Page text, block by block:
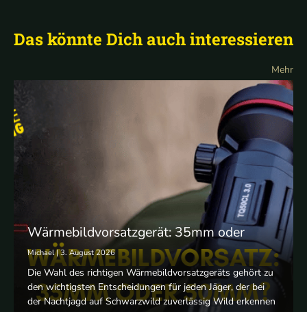
Das könnte Dich auch interessieren
Mehr
Wärmebildvorsatzgerät: 35mm oder
50mm? Der große Vergleich
Michael | 3. August 2026
Die Wahl des richtigen Wärmebildvorsatzgeräts gehört zu
den wichtigsten Entscheidungen für jeden Jäger, der bei
der Nachtjagd auf Schwarzwild zuverlässig Wild erkennen